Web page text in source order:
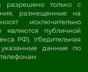
разрешено только с
размещенные на
исключительно
публичной
РФ). Убедительная
указанные данные по